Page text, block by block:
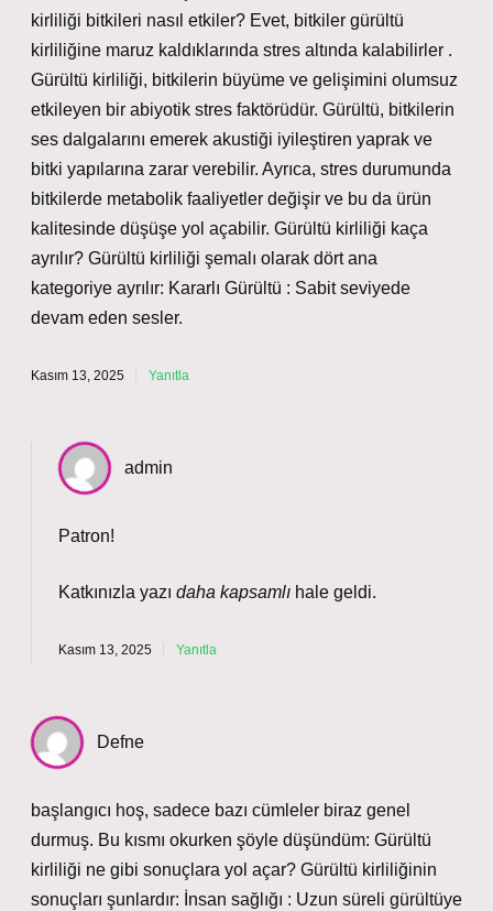
kirliliği bitkileri nasıl etkiler? Evet, bitkiler gürültü
kirliliğine maruz kaldıklarında stres altında kalabilirler .
Gürültü kirliliği, bitkilerin büyüme ve gelişimini olumsuz
etkileyen bir abiyotik stres faktörüdür. Gürültü, bitkilerin
ses dalgalarını emerek akustiği iyileştiren yaprak ve
bitki yapılarına zarar verebilir. Ayrıca, stres durumunda
bitkilerde metabolik faaliyetler değişir ve bu da ürün
kalitesinde düşüşe yol açabilir. Gürültü kirliliği kaça
ayrılır? Gürültü kirliliği şemalı olarak dört ana
kategoriye ayrılır: Kararlı Gürültü : Sabit seviyede
devam eden sesler.
Kasım 13, 2025 Yanıtla
admin
Patron!
Katkınızla yazı daha kapsamlı hale geldi.
Kasım 13, 2025 Yanıtla
Defne
başlangıcı hoş, sadece bazı cümleler biraz genel
durmuş. Bu kısmı okurken şöyle düşündüm: Gürültü
kirliliği ne gibi sonuçlara yol açar? Gürültü kirliliğinin
sonuçları şunlardır: İnsan sağlığı : Uzun süreli gürültüye